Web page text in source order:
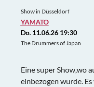
Show in Düsseldorf
YAMATO
Do. 11.06.26 19:30
The Drummers of Japan
Eine super Show,wo
einbezogen wurde.